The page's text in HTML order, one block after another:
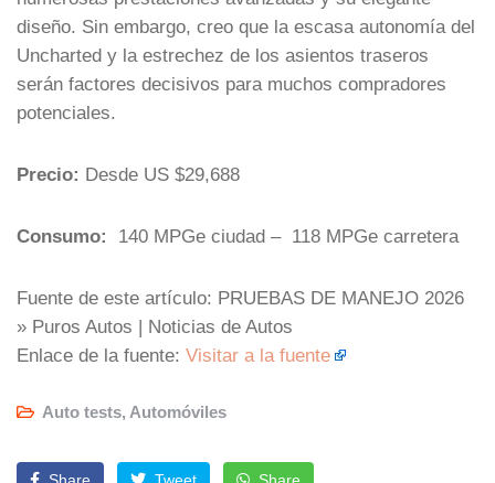
diseño. Sin embargo, creo que la escasa autonomía del
Uncharted y la estrechez de los asientos traseros
serán factores decisivos para muchos compradores
potenciales.
Precio: Desde US $29,688
Consumo: 140 MPGe ciudad – 118 MPGe carretera
Fuente de este artículo: PRUEBAS DE MANEJO 2026
» Puros Autos | Noticias de Autos
Enlace de la fuente: Visitar a la fuente
Auto tests, Automóviles